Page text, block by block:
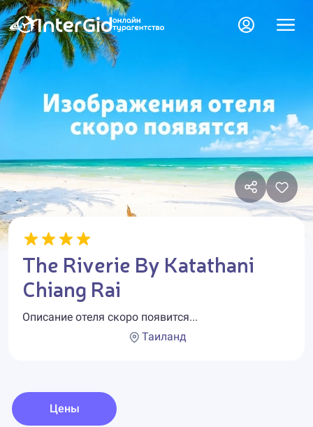
The Riverie By Katathani
Chiang Rai
Описание отеля скоро появится...
Таиланд
Цены